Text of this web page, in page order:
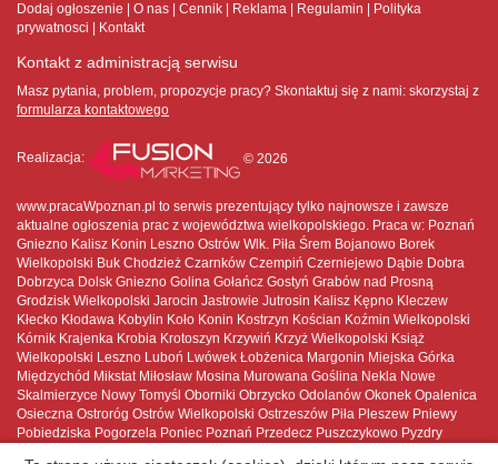
Dodaj ogłoszenie O nas Cennik Reklama Regulamin
Polityka
prywatnosci
Kontakt
Kontakt z administracją serwisu
Masz pytania, problem, propozycje pracy? Skontaktuj się z nami: skorzystaj z
formularza kontaktowego
Realizacja: © 2026
www.pracaWpoznan.pl to serwis prezentujący tylko najnowsze i zawsze
aktualne ogłoszenia prac z województwa wielkopolskiego. Praca w: Poznań
Gniezno Kalisz Konin Leszno Ostrów Wlk. Piła Śrem Bojanowo Borek
Wielkopolski Buk Chodzież Czarnków Czempiń Czerniejewo Dąbie Dobra
Dobrzyca Dolsk Gniezno Golina Gołańcz Gostyń Grabów nad Prosną
Grodzisk Wielkopolski Jarocin Jastrowie Jutrosin Kalisz Kępno Kleczew
Kłecko Kłodawa Kobylin Koło Konin Kostrzyn Kościan Koźmin Wielkopolski
Kórnik Krajenka Krobia Krotoszyn Krzywiń Krzyż Wielkopolski Książ
Wielkopolski Leszno Luboń Lwówek Łobżenica Margonin Miejska Górka
Międzychód Mikstat Miłosław Mosina Murowana Goślina Nekla Nowe
Skalmierzyce Nowy Tomyśl Oborniki Obrzycko Odolanów Okonek Opalenica
Osieczna Ostroróg Ostrów Wielkopolski Ostrzeszów Piła Pleszew Pniewy
Pobiedziska Pogorzela Poniec Poznań Przedecz Puszczykowo Pyzdry